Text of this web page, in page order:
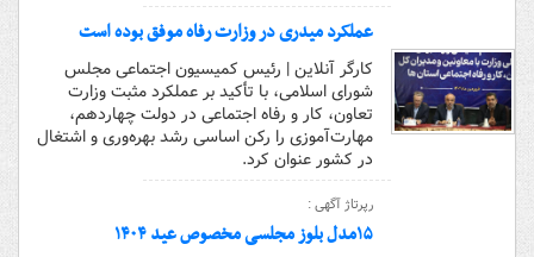
عملکرد میدری در وزارت رفاه موفق بوده است
کارگر آنلاین | رئیس کمیسیون اجتماعی مجلس
شورای اسلامی، با تأکید بر عملکرد مثبت وزارت
تعاون، کار و رفاه اجتماعی در دولت چهاردهم،
مهارت‌آموزی را رکن اساسی رشد بهره‌وری و اشتغال
در کشور عنوان کرد.
رپرتاژ آگهی :
۱۵مدل بلوز مجلسی مخصوص عید ۱۴۰۴